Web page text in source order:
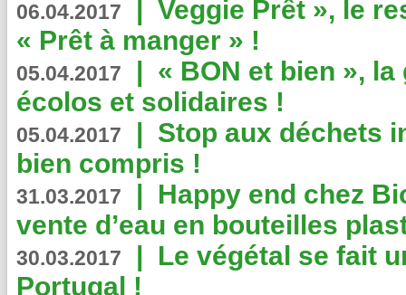
06.04.2017 | Veggie Prêt », le
« Prêt à manger » !
05.04.2017 | « BON et bien »,
écolos et solidaires !
05.04.2017 | Stop aux déchets
bien compris !
31.03.2017 | Happy end chez
vente d’eau en bouteilles
30.03.2017 | Le végétal se fait
Portugal !